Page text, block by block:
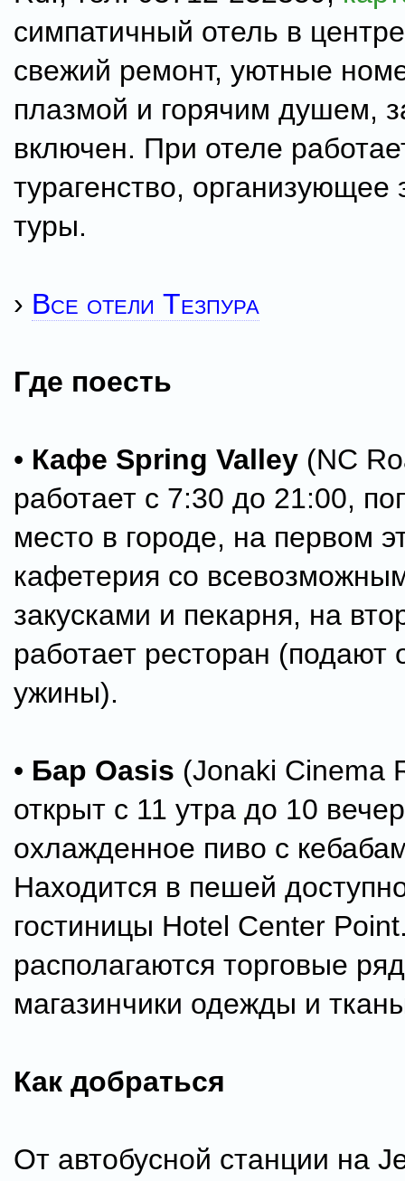
симпатичный отель в
свежий ремонт, уютные
плазмой и горячим душем,
включен. При отеле
турагенство, организующее
туры.
› Все отели Тезпура
Где поесть
• Кафе Spring Valley (NC
работает с 7:30 до 21:00,
место в городе, на первом
кафетерия со
закусками и пекарня, на
работает ресторан (подают
ужины).
• Бар Oasis (Jonaki Cinema
открыт с 11 утра до 10
охлажденное пиво с
Находится в пешей
гостиницы Hotel Center
располагаются торговые
магазинчики одежды и
Как добраться
От автобусной станции на